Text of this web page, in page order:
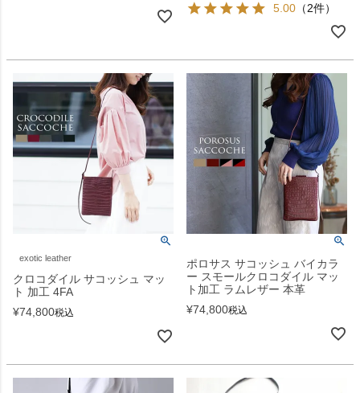
5.00 （2件）
exotic leather
クロコダイル サコッシュ マッ
ト 加工 4FA
¥74,800税込
ポロサス サコッシュ バイカラ
ー スモールクロコダイル マッ
ト加工 ラムレザー 本革
¥74,800税込